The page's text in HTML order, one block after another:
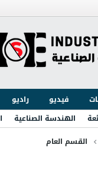
فيديو راديو
الهندسة الصناعية
القسم العام